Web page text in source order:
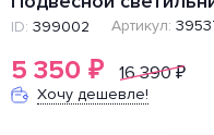
ID: 399002 Артикул:
5 350 ₽ 16 390₽
Хочу дешевле!